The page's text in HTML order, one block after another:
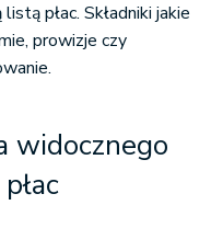
płac. Składniki jakie
prowizje czy
widocznego